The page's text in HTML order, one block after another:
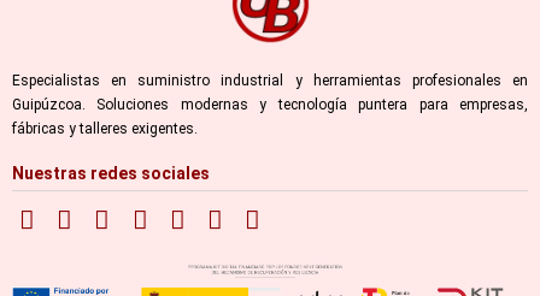
Especialistas en suministro industrial y herramientas profesionales en
Guipúzcoa. Soluciones modernas y tecnología puntera para empresas,
fábricas y talleres exigentes.
Nuestras redes sociales